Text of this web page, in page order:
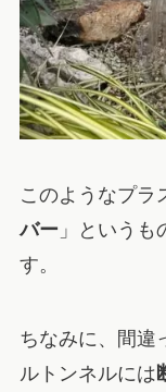
このようなプラ
バー 」というも
す。
ちなみに、間違
ルトンネルには